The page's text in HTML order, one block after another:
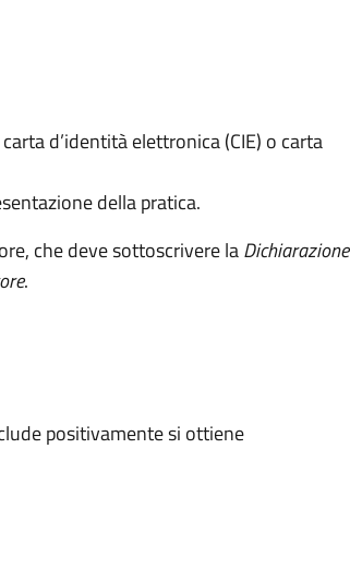
d’identità elettronica (CIE) o carta
della pratica.
che deve sottoscrivere laDichiarazione
.
positivamente si ottiene